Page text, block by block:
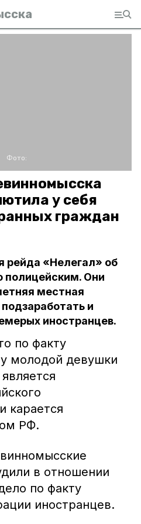
Фото:
у себя
граждан
рейда «Нелегал» об
полицейским. Они
местная
и
иностранцев.
по факту
молодой девушки
карается
РФ.
в отношении
по факту
иностранцев.